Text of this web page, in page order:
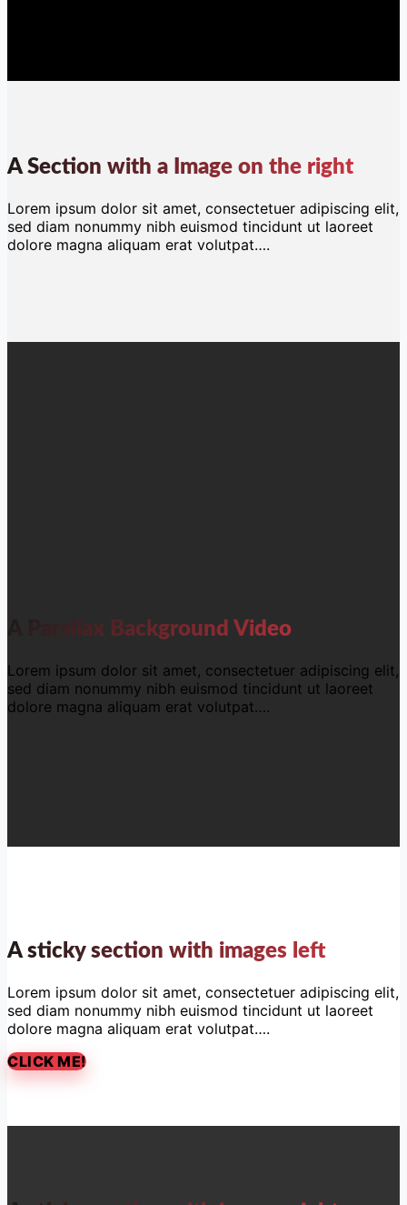
A Section with a Image on the right
Lorem ipsum dolor sit amet, consectetuer adipiscing elit,
sed diam nonummy nibh euismod tincidunt ut laoreet
dolore magna aliquam erat volutpat….
A Parallax Background Video
Lorem ipsum dolor sit amet, consectetuer adipiscing elit,
sed diam nonummy nibh euismod tincidunt ut laoreet
dolore magna aliquam erat volutpat….
A sticky section with images left
Lorem ipsum dolor sit amet, consectetuer adipiscing elit,
sed diam nonummy nibh euismod tincidunt ut laoreet
dolore magna aliquam erat volutpat….
CLICK ME!